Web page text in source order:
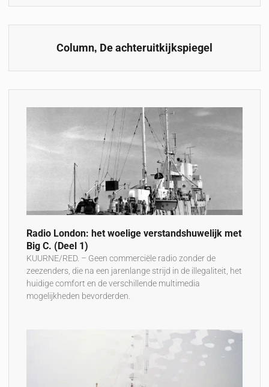
Column, De achteruitkijkspiegel
Radio London: het woelige verstandshuwelijk met
Big C. (Deel 1)
KUURNE/RED. – Geen commerciële radio zonder de
zeezenders, die na een jarenlange strijd in de illegaliteit, het
huidige comfort en de verschillende multimedia
mogelijkheden bevorderden.